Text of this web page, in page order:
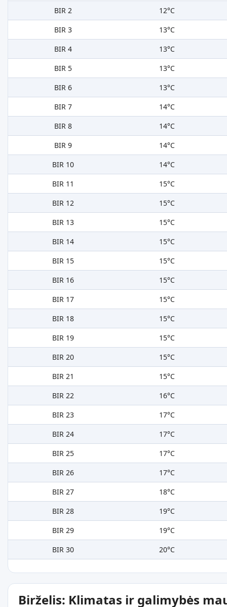
BIR 2
12°C
BIR 3
13°C
BIR 4
13°C
BIR 5
13°C
BIR 6
13°C
BIR 7
14°C
BIR 8
14°C
BIR 9
14°C
BIR 10
14°C
BIR 11
15°C
BIR 12
15°C
BIR 13
15°C
BIR 14
15°C
BIR 15
15°C
BIR 16
15°C
BIR 17
15°C
BIR 18
15°C
BIR 19
15°C
BIR 20
15°C
BIR 21
15°C
BIR 22
16°C
BIR 23
17°C
BIR 24
17°C
BIR 25
17°C
BIR 26
17°C
BIR 27
18°C
BIR 28
19°C
BIR 29
19°C
BIR 30
20°C
Birželis: Klimatas ir galimybės